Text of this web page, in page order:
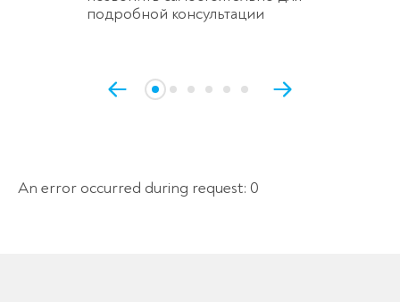
подробной консультации
An error occurred during request: 0